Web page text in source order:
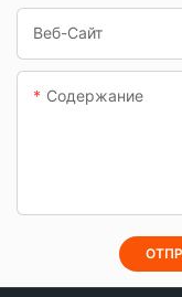
Веб-Сайт
Содержание